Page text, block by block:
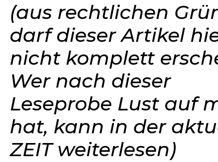
(aus rechtlichen
darf dieser Artikel
nicht komplett
Wer nach dieser
Leseprobe Lust auf
hat, kann in der
ZEIT weiterlesen)